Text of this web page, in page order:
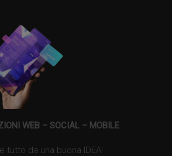
WEB – SOCIAL – MOBILE
tutto da una buona IDEA!